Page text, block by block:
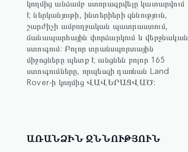
կողմից անձամբ ստորագրվելը կատարվում
է ներկանյութի, ինտերիերի զննություն,
շարժիչի ամբողջական պատրաստում,
ճանապարհային փորձարկում և վերջնական
ստուգում: Բոլոր տրանսպորտային
միջոցները պետք է անցնեն բոլոր 165
ստուգումները, որպեսզի դառնան Land
Rover-ի կողմից ՎԱՎԵՐԱՑՎԱԾ:
ԱՌԱՆՁԻՆ ԶՆՆՈՒԹՅՈՒՆ